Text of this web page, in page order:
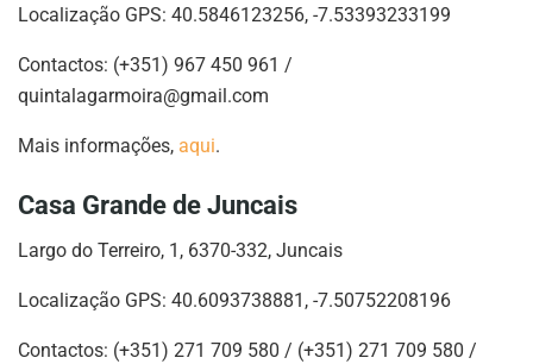
Localização GPS: 40.5846123256, -7.53393233199
Contactos: (+351) 967 450 961 /
quintalagarmoira@gmail.com
Mais informações, aqui.
Casa Grande de Juncais
Largo do Terreiro, 1, 6370-332, Juncais
Localização GPS: 40.6093738881, -7.50752208196
Contactos: (+351) 271 709 580 / (+351) 271 709 580 /